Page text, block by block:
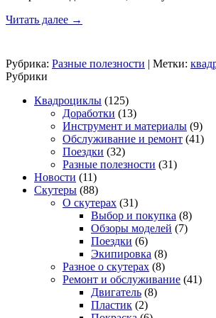
Читать далее →
Рубрика: Разные полезности | Метки:
Рубрики
Квадроциклы (125)
Доработки (13)
Инструмент и материалы (9)
Обслуживание и ремонт (41)
Поездки (32)
Разные полезности (31)
Новости (11)
Скутеры (88)
О скутерах (31)
Выбор и покупка (8)
Обзоры моделей (7)
Поездки (6)
Экипировка (8)
Разное о скутерах (8)
Ремонт и обслуживание (41)
Двигатель (8)
Пластик (2)